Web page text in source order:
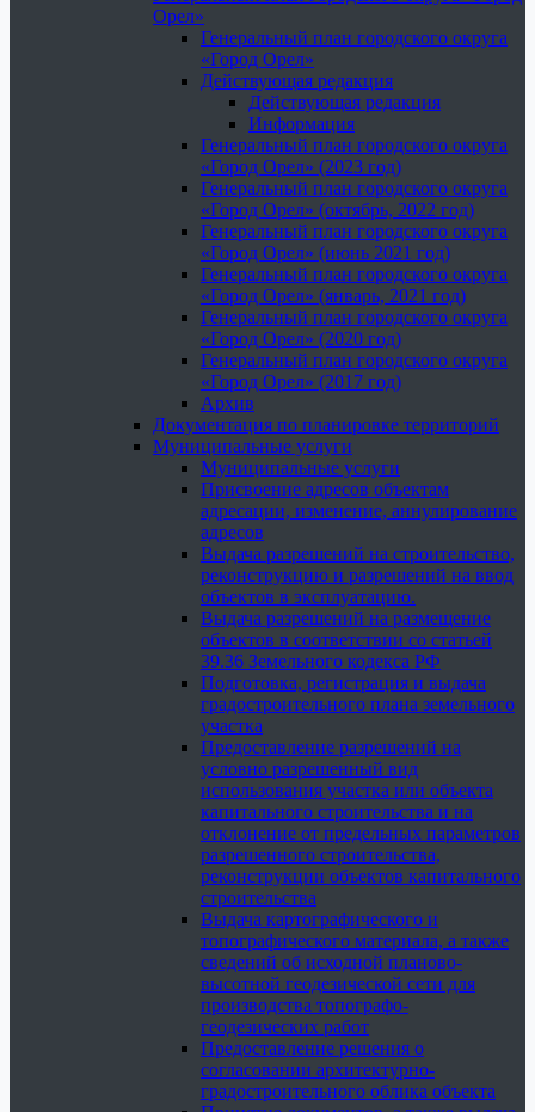
Орел»
Генеральный план городского округа
«Город Орел»
Действующая редакция
Действующая редакция
Информация
Генеральный план городского округа
«Город Орел» (2023 год)
Генеральный план городского округа
«Город Орел» (октябрь, 2022 год)
Генеральный план городского округа
«Город Орел» (июнь 2021 год)
Генеральный план городского округа
«Город Орел» (январь, 2021 год)
Генеральный план городского округа
«Город Орел» (2020 год)
Генеральный план городского округа
«Город Орел» (2017 год)
Архив
Документация по планировке территорий
Муниципальные услуги
Муниципальные услуги
Присвоение адресов объектам
адресации, изменение, аннулирование
адресов
Выдача разрешений на строительство,
реконструкцию и разрешений на ввод
объектов в эксплуатацию.
Выдача разрешений на размещение
объектов в соответствии со статьей
39.36 Земельного кодекса РФ
Подготовка, регистрация и выдача
градостроительного плана земельного
участка
Предоставление разрешений на
условно разрешенный вид
использования участка или объекта
капитального строительства и на
отклонение от предельных параметров
разрешенного строительства,
реконструкции объектов капитального
строительства
Выдача картографического и
топографического материала, а также
сведений об исходной планово-
высотной геодезической сети для
производства топографо-
геодезических работ
Предоставление решения о
согласовании архитектурно-
градостроительного облика объекта